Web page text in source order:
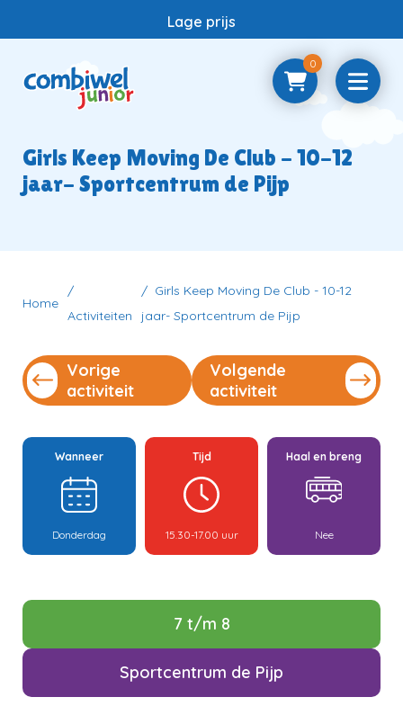
Lage prijs
0
Samenwerken
Contact
Girls Keep Moving De Club - 10-12
jaar- Sportcentrum de Pijp
Home
Activiteiten
Girls Keep Moving De Club - 10-12
jaar- Sportcentrum de Pijp
Vorige
activiteit
Volgende
activiteit
Wanneer
Donderdag
Tijd
15.30-17.00 uur
Haal en breng
Nee
7 t/m 8
Sportcentrum de Pijp